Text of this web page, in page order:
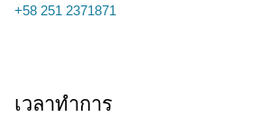
+58 251 2371871
เวลาทำการ